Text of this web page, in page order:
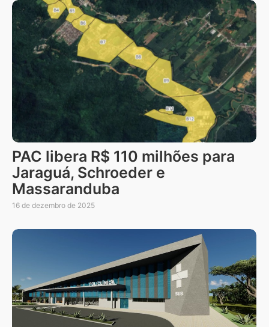
PAC libera R$ 110 milhões para
Jaraguá, Schroeder e
Massaranduba
16 de dezembro de 2025